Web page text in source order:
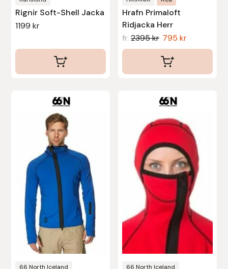
Rignir Soft-Shell Jacka
1199kr
Hrafn Primaloft
Ridjacka Herr
fr. 2395kr 795 kr
66 North Iceland 66 North Iceland